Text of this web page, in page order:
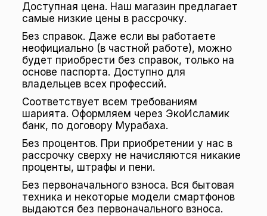
Доступная цена. Наш магазин предлагает
самые низкие цены в рассрочку.
Без справок. Даже если вы работаете
неофициально (в частной работе), можно
будет приобрести без справок, только на
основе паспорта. Доступно для
владельцев всех профессий.
Соответствует всем требованиям
шарията. Оформляем через ЭкоИсламик
банк, по договору Мурабаха.
Без процентов. При приобретении у нас в
рассрочку сверху не начисляются никакие
проценты, штрафы и пени.
Без первоначального взноса. Вся бытовая
техника и некоторые модели смартфонов
выдаются без первоначального взноса.